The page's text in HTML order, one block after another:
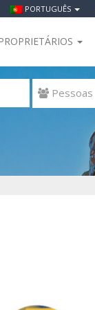
PORTUGUÊS
 Pessoas